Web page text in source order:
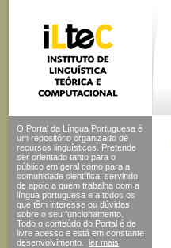
O Portal da Língua Portuguesa é
um repositório organizado de
recursos linguísticos. Pretende
ser orientado tanto para o
público em geral como para a
comunidade científica, servindo
de apoio a quem trabalha com a
língua portuguesa e a todos os
que têm interesse ou dúvidas
sobre o seu funcionamento.
Todo o conteúdo do Portal é de
livre acesso e está em constante
desenvolvimento.
ler mais